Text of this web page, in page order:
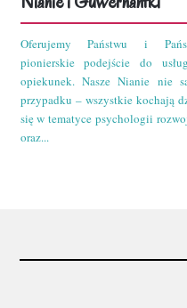
Oferujemy Państwu i
pionierskie podejście do
opiekunek. Nasze Nianie nie
przypadku – wszystkie kochają
się w tematyce psychologii
oraz...